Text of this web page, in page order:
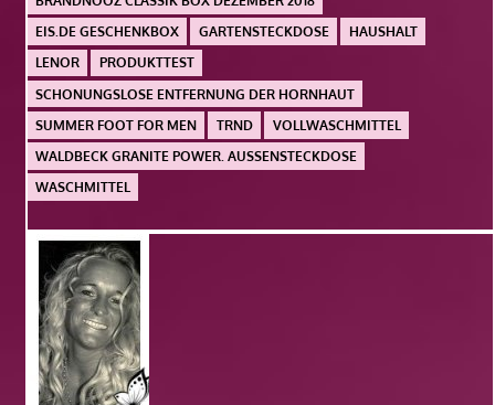
EIS.DE GESCHENKBOX
GARTENSTECKDOSE
HAUSHALT
LENOR
PRODUKTTEST
SCHONUNGSLOSE ENTFERNUNG DER HORNHAUT
SUMMER FOOT FOR MEN
TRND
VOLLWASCHMITTEL
WALDBECK GRANITE POWER. AUSSENSTECKDOSE
WASCHMITTEL